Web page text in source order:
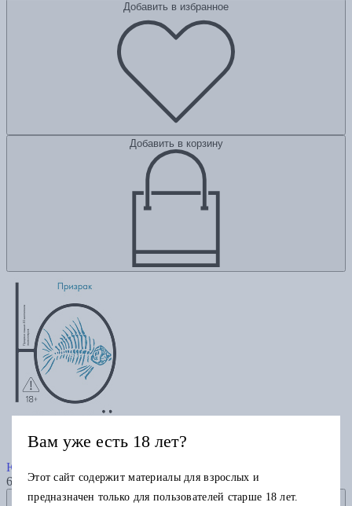
Добавить в избранное
Добавить в корзину
Ю Несбё
695
Добавить в избранное
Вам уже есть 18 лет?
Этот сайт содержит материалы для взрослых и
предназначен только для пользователей старше 18 лет.